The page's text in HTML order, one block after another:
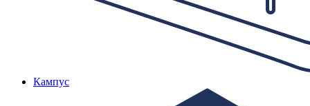
Кампус